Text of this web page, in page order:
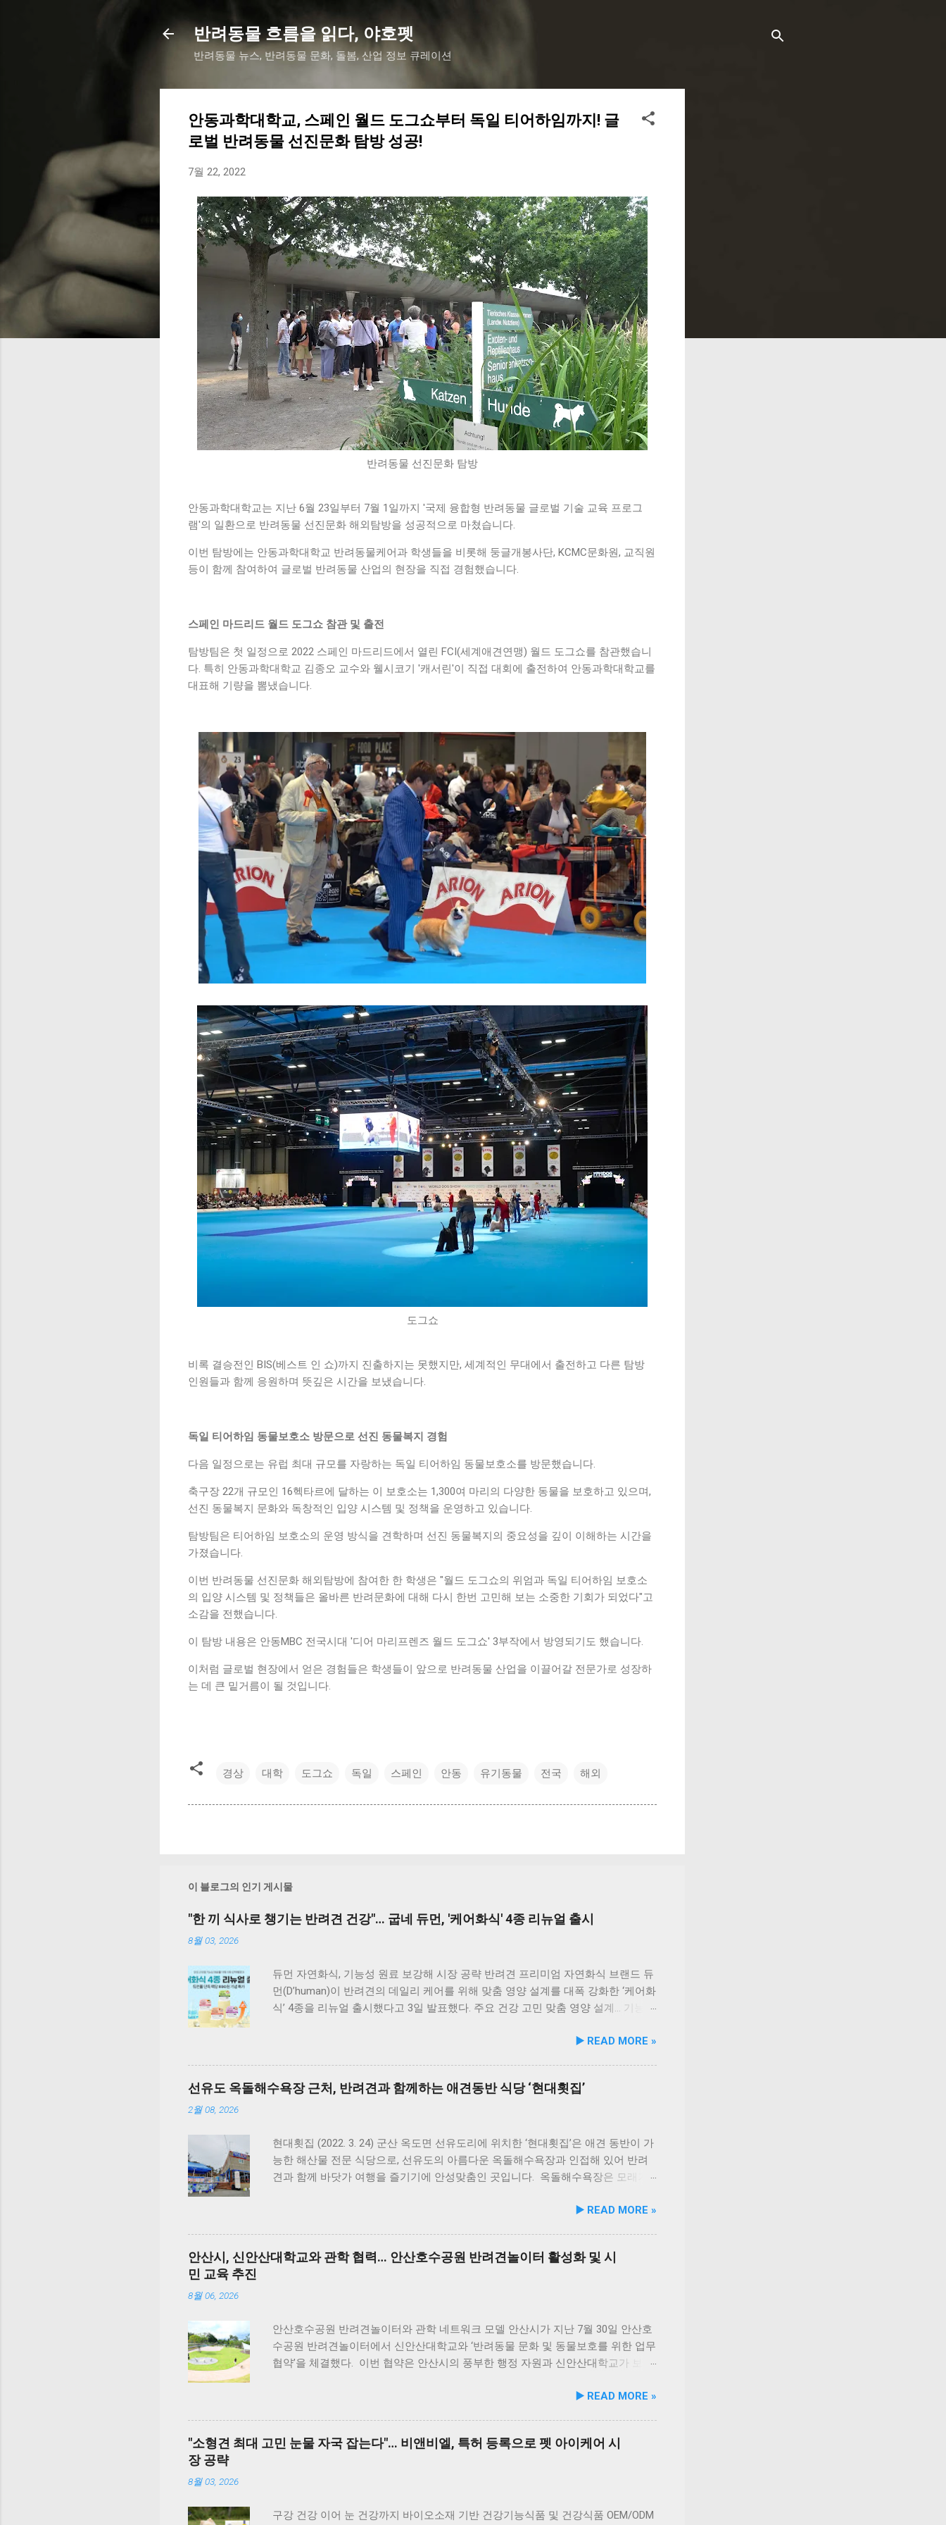
반려동물 흐름을 읽다, 야호펫
반려동물 뉴스, 반려동물 문화, 돌봄, 산업 정보 큐레이션
안동과학대학교, 스페인 월드 도그쇼부터 독일 티어하임까지! 글
로벌 반려동물 선진문화 탐방 성공!
7월 22, 2022
반려동물 선진문화 탐방
안동과학대학교는 지난 6월 23일부터 7월 1일까지 '국제 융합형 반려동물 글로벌 기술 교육 프로그
램'의 일환으로 반려동물 선진문화 해외탐방을 성공적으로 마쳤습니다.
이번 탐방에는 안동과학대학교 반려동물케어과 학생들을 비롯해 둥글개봉사단, KCMC문화원, 교직원
등이 함께 참여하여 글로벌 반려동물 산업의 현장을 직접 경험했습니다.
스페인 마드리드 월드 도그쇼 참관 및 출전
탐방팀은 첫 일정으로 2022 스페인 마드리드에서 열린 FCI(세계애견연맹) 월드 도그쇼를 참관했습니
다. 특히 안동과학대학교 김종오 교수와 웰시코기 '캐서린'이 직접 대회에 출전하여 안동과학대학교를
대표해 기량을 뽐냈습니다.
도그쇼
비록 결승전인 BIS(베스트 인 쇼)까지 진출하지는 못했지만, 세계적인 무대에서 출전하고 다른 탐방
인원들과 함께 응원하며 뜻깊은 시간을 보냈습니다.
독일 티어하임 동물보호소 방문으로 선진 동물복지 경험
다음 일정으로는 유럽 최대 규모를 자랑하는 독일 티어하임 동물보호소를 방문했습니다.
축구장 22개 규모인 16헥타르에 달하는 이 보호소는 1,300여 마리의 다양한 동물을 보호하고 있으며,
선진 동물복지 문화와 독창적인 입양 시스템 및 정책을 운영하고 있습니다.
탐방팀은 티어하임 보호소의 운영 방식을 견학하며 선진 동물복지의 중요성을 깊이 이해하는 시간을
가졌습니다.
이번 반려동물 선진문화 해외탐방에 참여한 한 학생은 "월드 도그쇼의 위엄과 독일 티어하임 보호소
의 입양 시스템 및 정책들은 올바른 반려문화에 대해 다시 한번 고민해 보는 소중한 기회가 되었다"고
소감을 전했습니다.
이 탐방 내용은 안동MBC 전국시대 '디어 마리프렌즈 월드 도그쇼' 3부작에서 방영되기도 했습니다.
이처럼 글로벌 현장에서 얻은 경험들은 학생들이 앞으로 반려동물 산업을 이끌어갈 전문가로 성장하
는 데 큰 밑거름이 될 것입니다.
경상 대학 도그쇼 독일 스페인 안동 유기동물 전국 해외
이 블로그의 인기 게시물
"한 끼 식사로 챙기는 반려견 건강"… 굽네 듀먼, '케어화식' 4종 리뉴얼 출시
8월 03, 2026
듀먼 자연화식, 기능성 원료 보강해 시장 공략 반려견 프리미엄 자연화식 브랜드 듀
먼(D’human)이 반려견의 데일리 케어를 위해 맞춤 영양 설계를 대폭 강화한 ‘케어화
식’ 4종을 리뉴얼 출시했다고 3일 발표했다. 주요 건강 고민 맞춤 영양 설계… 기능성
식사만으로 간편하게 관리할 수 있도록 설계된 점이 핵심이다. 기존 레시피의 기호
국내산 닭가슴살을 베이스로 영역별 기능성 성분을 더한 4종으로 구성된다. 닭가슴
밀크씨슬을 배합해 눈 건강과 항산화를 돕는다. 닭가슴살&연어 빛나는 피모 : 오메
가-3가 풍부한 연어에 히알루론산, 비오틴, 피쉬콜라겐을 담아 피모 케어를 지원한
다. 닭가슴살&토마토 튼튼체력 : 토마토, 타우린, L-카르니틴을 조합해 활력과 체력
듀먼 케어화식은 사람이 섭취할 수 있는 100% 휴먼그레이드 원료만을 사용한다.
과정에서는 겔화제, 산화방지제, 착색료 등 8가지 합성 첨가물을 완전 배제했으며,
동안 5...
▶️ READ MORE »
선유도 옥돌해수욕장 근처, 반려견과 함께하는 애견동반 식당 ‘현대횟집’
2월 08, 2026
현대횟집 (2022. 3. 24) 군산 옥도면 선유도리에 위치한 ‘현대횟집’은 애견 동반이 가
능한 해산물 전문 식당으로, 선유도의 아름다운 옥돌해수욕장과 인접해 있어 반려
견과 함께 바닷가 여행을 즐기기에 안성맞춤인 곳입니다. 옥돌해수욕장은 모래가
있지요. 옥돌해수욕장 풍경 현대횟집은 해수욕장 입구 부근에 자리해 있어 산책 후
있습니다. 포근한 계절에는 야외에서 선유항의 조용한 풍경을 감상하며 식사하는
여행을 더욱 풍성하게 만드는 든든한 식사로, 여행객들에게도 큰 사랑을 받고 있습
니다. 식당 앞 바다에 정박된 어선들의 모습 현대횟집 앞 바다에 정박된 어선들을 바
라보면, 마치 그림 같은 풍경이 펼쳐져 군산 바다 여행의 로망을 한층 더해 줍니다.
횟집은 군산 방문 시 반드시 들러볼 만한 애견동반 식당입니다. #군산애견동반식당
▶️ READ MORE »
안산시, 신안산대학교와 관학 협력… 안산호수공원 반려견놀이터 활성화 및 시
민 교육 추진
8월 06, 2026
안산호수공원 반려견놀이터와 관학 네트워크 모델 안산시가 지난 7월 30일 안산호
수공원 반려견놀이터에서 신안산대학교와 ‘반려동물 문화 및 동물보호를 위한 업무
협약’을 체결했다. 이번 협약은 안산시의 풍부한 행정 자원과 신안산대학교가 보유
원 끌어올리기 위해 추진됐다. 관학 협력을 통한 올바른 반려문화 정착 및 갈등 해소
반려견놀이터 운영 지원 및 이용 활성화 반려동물 문화교실 및 반려견 행동교정 등
련했다. 1만 1,000㎡ 규모 '안산호수공원 반려견놀이터'의 완성 협약식 장소인 안산
▶️ READ MORE »
"소형견 최대 고민 눈물 자국 잡는다"… 비앤비엘, 특허 등록으로 펫 아이케어 시
장 공략
8월 03, 2026
구강 건강 이어 눈 건강까지 바이오소재 기반 건강기능식품 및 건강식품 OEM/ODM